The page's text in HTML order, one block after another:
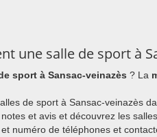
une salle de sport à
sport à Sansac-veinazès ? La
de sport à Sansac-veinazès
et avis et découvrez les
numéro de téléphones et